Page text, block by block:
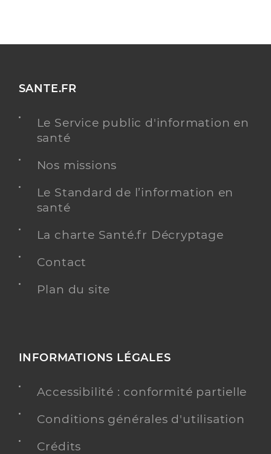
SANTE.FR
Le Service public d'information en
santé
Nos missions
Le Standard de l’information en
santé
La charte Santé.fr Décryptage
Contact
Plan du site
INFORMATIONS LÉGALES
Accessibilité : conformité partielle
Conditions générales d'utilisation
Crédits